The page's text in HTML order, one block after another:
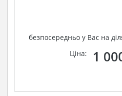
безпосередньо у Вас на
Ціна:
1